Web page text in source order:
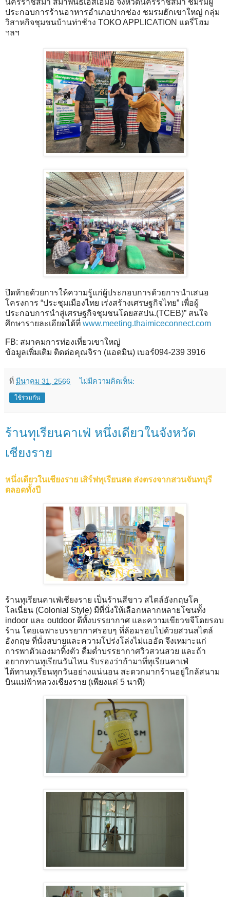
นครราชสีมา สมาพันธ์เอสเอ็มอี จังหวัดนครราชสีมา ชมรมผู้
ประกอบการร้านอาหารอำเภอปากช่อง ชมรมฮักเขาใหญ่ กลุ่ม
วิสาหกิจชุมชนบ้านท่าช้าง TOKO APPLICATION แดรี่โฮม
ฯลฯ
ปิดท้ายด้วยการให้ความรู้แก่ผู้ประกอบการด้วยการนำเสนอ
โครงการ “ประชุมเมืองไทย เร่งสร้างเศรษฐกิจไทย” เพื่อผู้
ประกอบการนำสู่เศรษฐกิจชุมชนโดยสสปน.(TCEB)” สนใจ
ศึกษารายละเอียดได้ที่ www.meeting.thaimiceconnect.com
FB: สมาคมการท่องเที่ยวเขาใหญ่
ข้อมูลเพิ่มเติม ติดต่อคุณจิรา (แอดมิน) เบอร์094-239 3916
ที่ มีนาคม 31, 2566 ไม่มีความคิดเห็น:
ใช้ร่วมกัน
ร้านทุเรียนคาเฟ่ หนึ่งเดียวในจังหวัด
เชียงราย
หนึ่งเดียวในเชียงราย เสิร์ฟทุเรียนสด ส่งตรงจากสวนจันทบุรี
ตลอดทั้งปี
ร้านทุเรียนคาเฟ่เชียงราย เป็นร้านสีขาว สไตล์อังกฤษโค
โลเนี่ยน (Colonial Style) มีที่นั่งให้เลือกหลากหลายโซนทั้ง
indoor และ outdoor ดีทั้งบรรยากาศ และความเขียวขจีโดยรอบ
ร้าน โดยเฉพาะบรรยากาศรอบๆ ที่ล้อมรอบไปด้วยสวนสไตล์
อังกฤษ ที่นั่งสบายและความโปร่งโล่งไม่แออัด จึงเหมาะแก่
การพาตัวเองมาทิ้งตัว ดื่มด่ำบรรยากาศวิวสวนสวย และถ้า
อยากทานทุเรียนวันไหน รับรองว่าถ้ามาที่ทุเรียนคาเฟ่
ได้ทานทุเรียนทุกวันอย่างแน่นอน สะดวกมากร้านอยู่ใกล้สนาม
บินแม่ฟ้าหลวงเชียงราย (เพียงแค่ 5 นาที)